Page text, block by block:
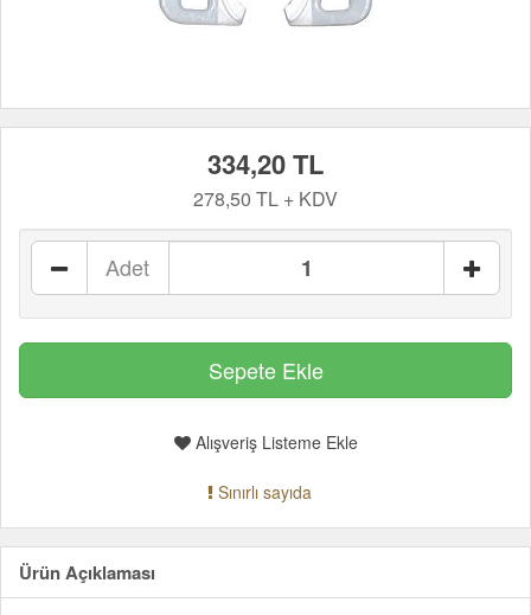
334,20 TL
278,50 TL + KDV
Adet
Alışveriş Listeme Ekle
Sınırlı sayıda
Ürün Açıklaması